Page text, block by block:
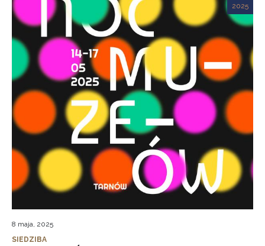
2025
8 maja, 2025
SIEDZIBA